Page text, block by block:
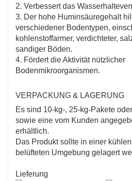
2. Verbessert das
3. Der hohe Huminsäuregehalt
verschiedener Bodentypen,
kohlenstoffarmer, verdichteter,
sandiger Böden.
4. Fördert die Aktivität nützlicher
Bodenmikroorganismen.
VERPACKUNG & LAGERUNG
Es sind 10-kg-, 25-kg-Pakete
sowie eine vom Kunden
erhältlich.
Das Produkt sollte in einer
belüfteten Umgebung gelagert
Lieferung